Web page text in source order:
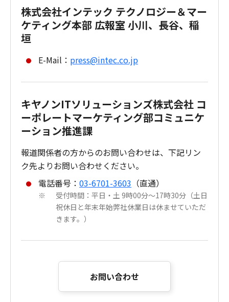
株式会社インテック テクノロジー＆マー
ケティング本部 広報室 小川、長谷、稲
垣
E-Mail： press@intec.co.jp
キヤノンITソリューションズ株式会社 コ
ーポレートマーケティング部コミュニケ
ーション推進課
報道関係者の方からのお問い合わせは、下記リン
ク先よりお問い合わせください。
電話番号： 03-6701-3603 （直通）
※
受付時間：平日・土 9時00分～17時30分（土日
祝休日と年末年始弊社休業日は休ませていただ
きます。）
お問い合わせ